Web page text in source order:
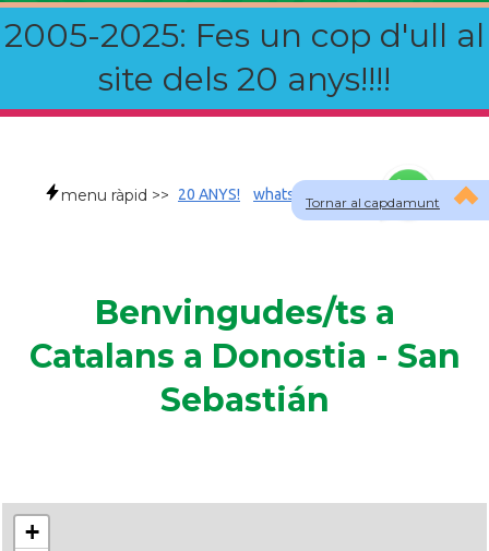
2005-2025: Fes un cop d'ull al
site dels 20 anys!!!!
Tornar al capdamunt
menu ràpid >> 20 ANYS! whatsapp
Benvingudes/ts a
Catalans a Donostia - San
Sebastián
+